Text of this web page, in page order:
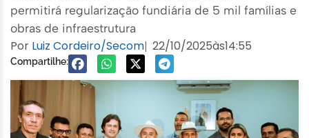
permitirá regularização fundiária de 5 mil famílias e
obras de infraestrutura
Por Luiz Cordeiro/Secom| 22/10/2025às14:55
Compartilhe: